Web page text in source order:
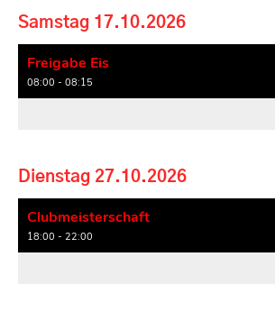
Samstag 17.10.2026
Freigabe Eis
08:00 - 08:15
Dienstag 27.10.2026
Clubmeisterschaft
18:00 - 22:00